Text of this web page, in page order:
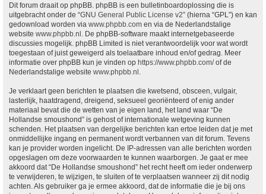
Dit forum draait op phpBB. phpBB is een bulletinboardoplossing die is
uitgebracht onder de “GNU General Public License v2” (hierna “GPL”) en kan
gedownload worden via www.phpbb.com en via de Nederlandstalige
website www.phpbb.nl . De phpBB-software maakt internetgebaseerde
discussies mogelijk. phpBB Limited is niet verantwoordelijk voor wat wordt
toegestaan of juist geweigerd als toelaatbare inhoud en/of gedrag. Meer
informatie over phpBB kun je vinden op https://www.phpbb.com/of de
Nederlandstalige website www.phpbb.nl
Je verklaart geen berichten te plaatsen die kwetsend, obsceen, vulgair,
lasterlijk, haatdragend, dreigend, seksueel georiënteerd of enig ander
materiaal bevat die de wetten van je eigen land, het land waar “De
Hollandse smoushond” is gehost of internationale wetgeving kunnen
schenden. Het plaatsen van dergelijke berichten kan ertoe leiden dat je met
onmiddellijke ingang en permanent wordt verbannen van dit forum. Tevens
kan je provider worden ingelicht. De IP-adressen van alle berichten worden
opgeslagen om deze voorwaarden te kunnen waarborgen. Je gaat er mee
akkoord dat “De Hollandse smoushond” het recht heeft om ieder onderwerp
te verwijderen, te wijzigen, te sluiten of te verplaatsen wanneer zij dit nodig
achten. Als gebruiker ga je ermee akkoord, dat de informatie die je bij ons